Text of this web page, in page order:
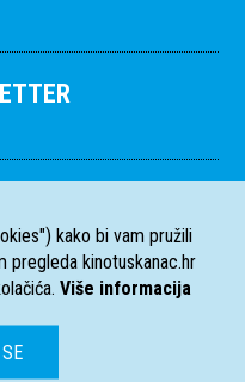
kako bi vam pružili
pregleda kinotuskanac.hr
Više informacija